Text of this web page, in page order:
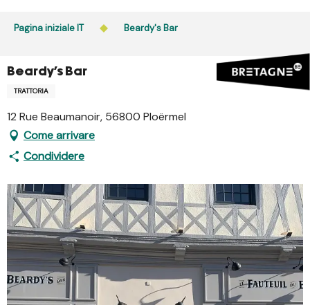
Pagina iniziale IT Beardy's Bar
Beardy's Bar
TRATTORIA
12 Rue Beaumanoir, 56800 Ploërmel
Come arrivare
Condividere